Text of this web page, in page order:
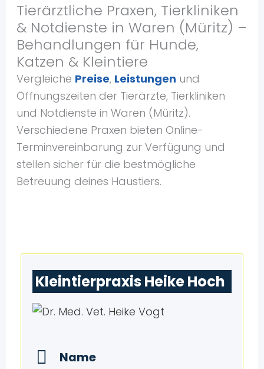
Tierärztliche Praxen, Tierkliniken
& Notdienste in Waren (Müritz) –
Behandlungen für Hunde,
Katzen & Kleintiere
Vergleiche Preise, Leistungen und
Öffnungszeiten der Tierärzte, Tierkliniken
und Notdienste in Waren (Müritz).
Verschiedene Praxen bieten Online-
Terminvereinbarung zur Verfügung und
stellen sicher für die bestmögliche
Betreuung deines Haustiers.
Kleintierpraxis Heike Hoch
Name